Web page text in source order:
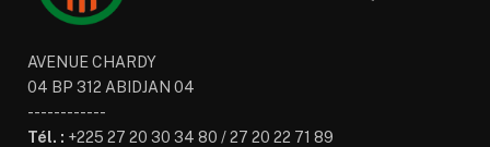
AVENUE CHARDY
04 BP 312 ABIDJAN 04
------------
Tél. : +225 27 20 30 34 80 / 27 20 22 71 89